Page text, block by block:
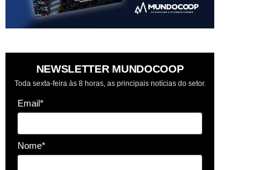
NEWSLETTER MUNDOCOOP
Toda sexta-feira às 8 horas, as principais notícias do setor.
Email*
Nome*